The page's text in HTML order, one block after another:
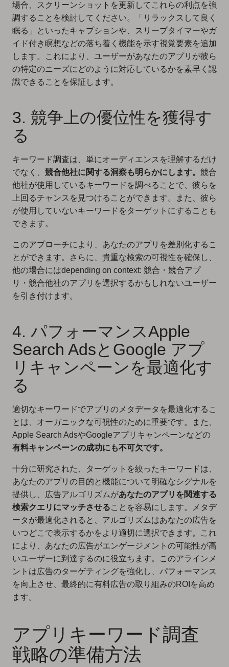
場合、スクリーンショットを更新してこれらの利点を強
調することを検討してください。「リラックスして良く
眠る」といったキャプションや、スリープタイマーやガ
イド付き瞑想などの落ち着く機能を示す視覚要素を追加
します。これにより、ユーザーがあなたのアプリが彼ら
の特定のニーズにどのように対応しているかを素早く認
識できることを保証します。
3. 競争上の優位性を獲得す
る
キーワード調査は、単にオーディエンスを理解するだけ
でなく、 競合他社に関する洞察も明らかにします。 競合
他社が使用しているキーワードを調べることで、彼らを
上回るチャンスを見つけることができます。また、彼ら
が使用していないキーワードをターゲットにすることも
できます。
このアプローチにより、あなたのアプリを差別化するこ
とができます。さらに、貴重な検索の可視性を確保し、
他の場合にはdepending on context: 競合・競合アプ
リ・競合他社のアプリを選択するかもしれないユーザー
を引き付けます。
4. パフォーマンスApple
Search AdsとGoogle アプ
リキャンペーンを最適化す
る
適切なキーワードでアプリのメタデータを最適化するこ
とは、オーガニックな可視性のために重要です。また、
Apple Search AdsやGoogleアプリキャンペーンなどの
有料キャンペーンの成功にも不可欠です。
十分に研究された、ターゲットを絞ったキーワードは、
あなたのアプリの目的と機能について明確なシグナルを
提供し、広告アルゴリズムがあなたのアプリを関連する
検索クエリにマッチさせることを容易にします。メタデ
ータが最適化されると、アルゴリズムはあなたの広告を
いつどこで表示するかをより適切に選択できます。これ
により、あなたの広告がエンゲージメントの可能性が高
いユーザーに到達するのに役立ちます。このアラインメ
ントは広告のターゲティングを強化し、パフォーマンス
を向上させ、最終的に有料広告の取り組みのROIを高め
ます。
アプリキーワード調査
戦略の準備方法